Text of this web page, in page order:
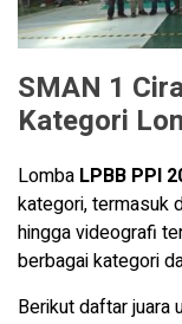
SMAN 1
Kategori
Lomba LPBB PPI
kategori, termasuk
hingga videografi
berbagai kategori
Berikut daftar juara